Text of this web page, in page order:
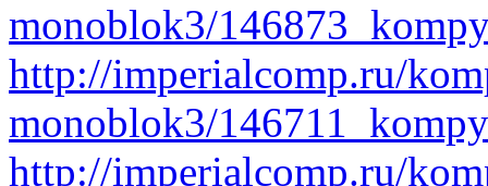
monoblok3/
http://imperialcomp.ru/
monoblok3/
http://imperialcomp.ru/